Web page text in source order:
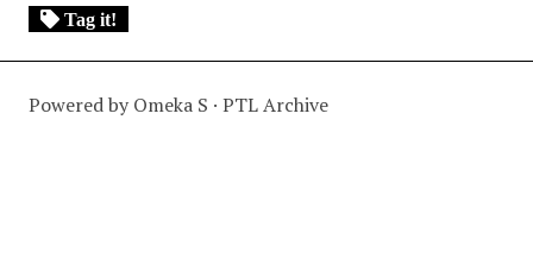
Tag it!
Powered by Omeka S · PTL Archive